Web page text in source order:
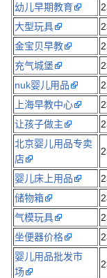
幼儿早期教育
大型玩具
金宝贝早教
充气城堡
nuk婴儿用品
上海早教中心
让孩子做主
北京婴儿用品专卖
店
婴儿床上用品
储物箱
气模玩具
坐便器价格
婴儿用品批发市
场